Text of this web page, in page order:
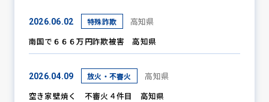
2026.06.02 特殊詐欺
高知県
南国で６６６万円詐欺被害 高知県
2026.04.09 放火・不審火
高知県
空き家壁焼く 不審火４件目 高知県